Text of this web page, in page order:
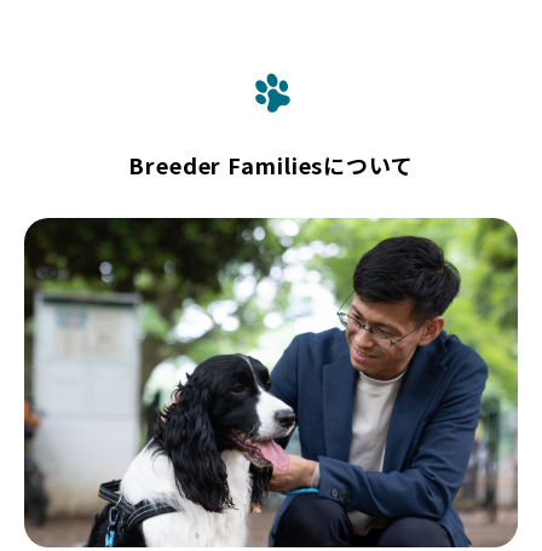
Breeder Familiesについて